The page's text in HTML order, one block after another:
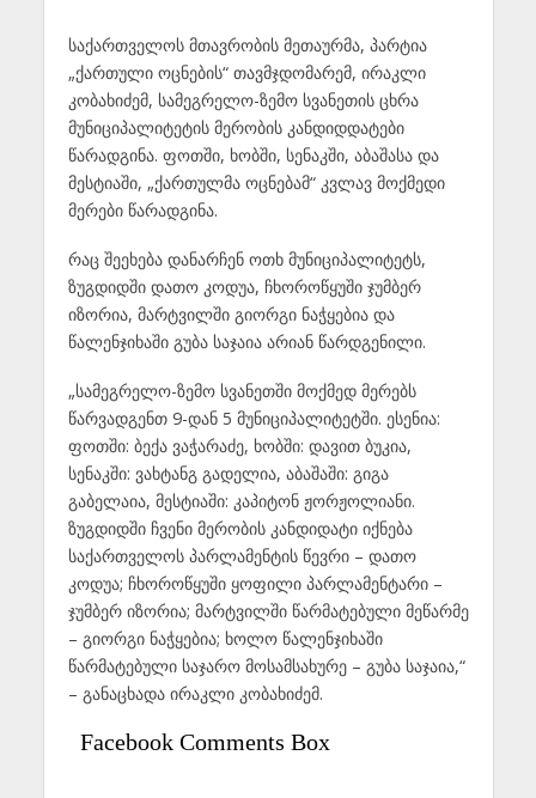
საქართველოს მთავრობის მეთაურმა, პარტია
„ქართული ოცნების“ თავმჯდომარემ, ირაკლი
კობახიძემ, სამეგრელო-ზემო სვანეთის ცხრა
მუნიციპალიტეტის მერობის კანდიდდატები
წარადგინა. ფოთში, ხობში, სენაკში, აბაშასა და
მესტიაში, „ქართულმა ოცნებამ“ კვლავ მოქმედი
მერები წარადგინა.
რაც შეეხება დანარჩენ ოთხ მუნიციპალიტეტს,
ზუგდიდში დათო კოდუა, ჩხოროწყუში ჯუმბერ
იზორია, მარტვილში გიორგი ნაჭყებია და
წალენჯიხაში გუბა საჯაია არიან წარდგენილი.
„სამეგრელო-ზემო სვანეთში მოქმედ მერებს
წარვადგენთ 9-დან 5 მუნიციპალიტეტში. ესენია:
ფოთში: ბექა ვაჭარაძე, ხობში: დავით ბუკია,
სენაკში: ვახტანგ გადელია, აბაშაში: გიგა
გაბელაია, მესტიაში: კაპიტონ ჟორჟოლიანი.
ზუგდიდში ჩვენი მერობის კანდიდატი იქნება
საქართველოს პარლამენტის წევრი – დათო
კოდუა; ჩხოროწყუში ყოფილი პარლამენტარი –
ჯუმბერ იზორია; მარტვილში წარმატებული მეწარმე
– გიორგი ნაჭყებია; ხოლო წალენჯიხაში
წარმატებული საჯარო მოსამსახურე – გუბა საჯაია,“
– განაცხადა ირაკლი კობახიძემ.
Facebook Comments Box